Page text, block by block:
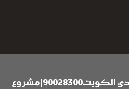
صدقات ملابس الاحمدي الكويت90028300|مشروع